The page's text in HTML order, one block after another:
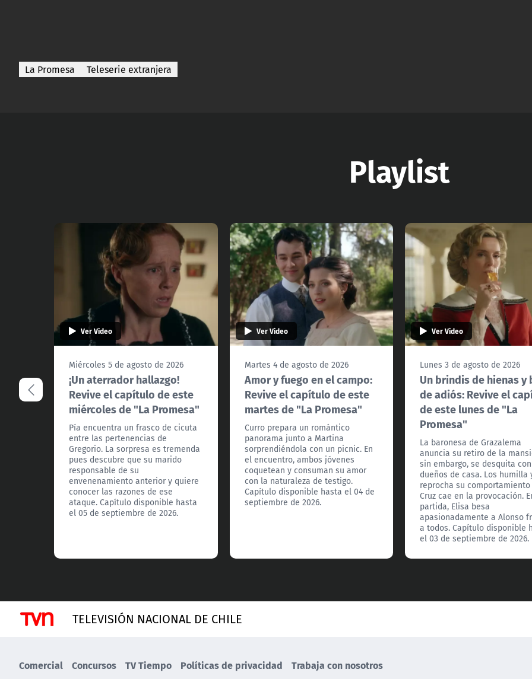
La Promesa Teleserie extranjera
Playlist
Ver Video
Miércoles 5 de agosto de 2026
¡Un aterrador hallazgo!
Revive el capítulo de este
miércoles de "La Promesa"
Pía encuentra un frasco de cicuta
entre las pertenencias de
Gregorio. La sorpresa es tremenda
pues descubre que su marido
responsable de su
envenenamiento anterior y quiere
conocer las razones de ese
ataque. Capítulo disponible hasta
el 05 de septiembre de 2026.
Ver Video
Martes 4 de agosto de 2026
Amor y fuego en el campo:
Revive el capítulo de este
martes de "La Promesa"
Curro prepara un romántico
panorama junto a Martina
sorprendiéndola con un picnic. En
el encuentro, ambos jóvenes
coquetean y consuman su amor
con la naturaleza de testigo.
Capítulo disponible hasta el 04 de
septiembre de 2026.
Ver Video
Lunes 3 de agosto de 2026
Un brindis de hienas y
de adiós: Revive el
de este lunes de "La
Promesa"
La baronesa de Grazalema
anuncia su retiro de la
sin embargo, se desquita
dueños de casa. Los humilla
reprocha su comportamiento
Cruz cae en la provocación.
partida, Elisa besa
apasionadamente a Alonso
a todos. Capítulo disponible
el 03 de septiembre de 2026.
TELEVISIÓN NACIONAL DE CHILE
Comercial Concursos TV Tiempo Políticas de privacidad Trabaja con nosotros